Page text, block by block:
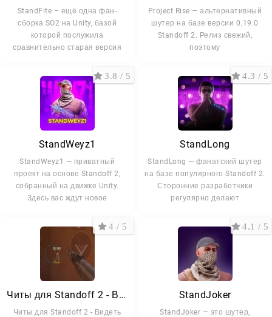
StandFite – ещё одна фан-
сборка SO2 на Unity, базой
которой послужила
сравнительно старая версия
Project Rise — альтернативный
шутер на базе версии 0.19.0
Standoff 2. Релиз свежий,
поэтому
StandWeyz1
StandWeyz1 — приватный
проект на основе Standoff 2,
собранный на движке Unity.
Здесь вас ждут новое
3.8 / 5
StandLong
StandLong — фанатский шутер
на базе популярного Standoff 2.
Сторонние разработчики
регулярно делают
4.3 / 5
Читы для Standoff 2 - Видеть сквозь стены
Читы для Standoff 2 - Видеть
4 / 5
StandJoker
StandJoker — это шутер,
4.1 / 5